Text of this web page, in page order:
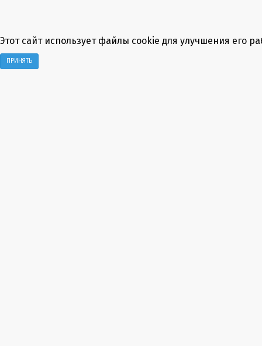
Этот сайт использует файлы cookie для улучшения его
ПРИНЯТЬ